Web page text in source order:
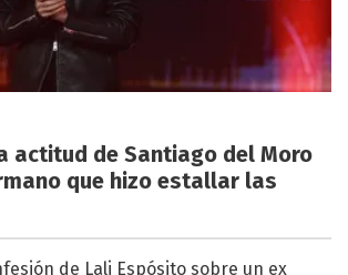
actitud de Santiago del Moro
que hizo estallar las